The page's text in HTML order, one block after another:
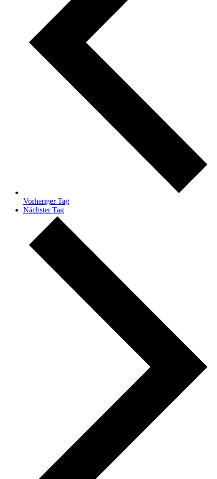
Vorheriger Tag
Nächster Tag